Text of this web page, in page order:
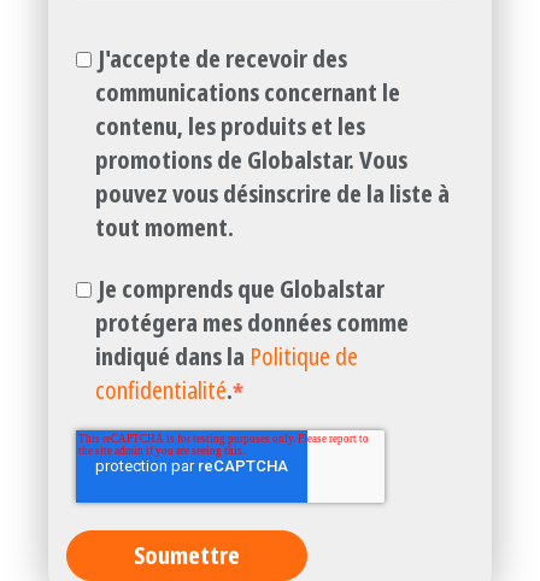
J'accepte de recevoir des
communications concernant le
contenu, les produits et les
promotions de Globalstar. Vous
pouvez vous désinscrire de la liste à
tout moment.
Je comprends que Globalstar
protégera mes données comme
indiqué dans la Politique de
confidentialité.*